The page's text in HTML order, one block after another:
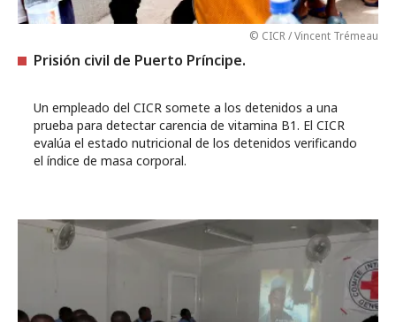
© CICR / Vincent Trémeau
Prisión civil de Puerto Príncipe.
Un empleado del CICR somete a los detenidos a una
prueba para detectar carencia de vitamina B1. El CICR
evalúa el estado nutricional de los detenidos verificando
el índice de masa corporal.